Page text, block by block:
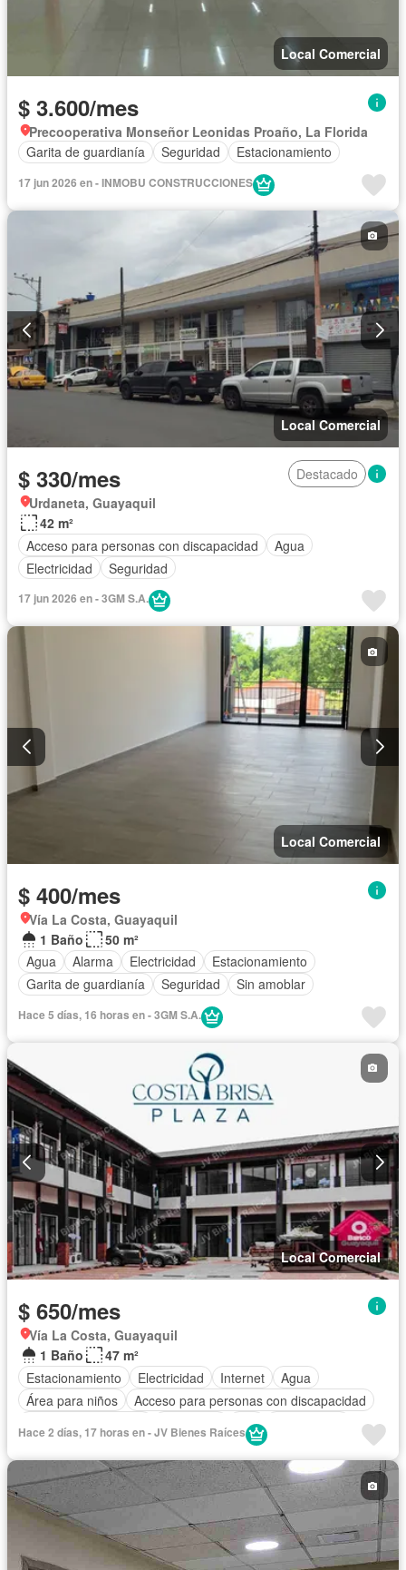
Local Comercial
$ 3.600/mes
Precooperativa Monseñor Leonidas Proaño, La Florida
Garita de guardianía
Seguridad Estacionamiento
17 jun 2026 en - INMOBU CONSTRUCCIONES
Local Comercial
$ 330/mes
Destacado
Urdaneta, Guayaquil
42 m²
Acceso para personas con discapacidad
Agua
Electricidad
Seguridad
17 jun 2026 en - 3GM S.A.
Local Comercial
$ 400/mes
Vía La Costa, Guayaquil
1 Baño
50 m²
Agua
Alarma Electricidad
Estacionamiento
Garita de guardianía
Seguridad Sin amoblar
Hace 5 días, 16 horas en - 3GM S.A.
Local Comercial
$ 650/mes
Vía La Costa, Guayaquil
1 Baño
47 m²
Estacionamiento
Electricidad Internet
Agua
Área para niños
Acceso para personas con discapacidad
Wifi
Hace 2 días, 17 horas en - JV Bienes Raíces